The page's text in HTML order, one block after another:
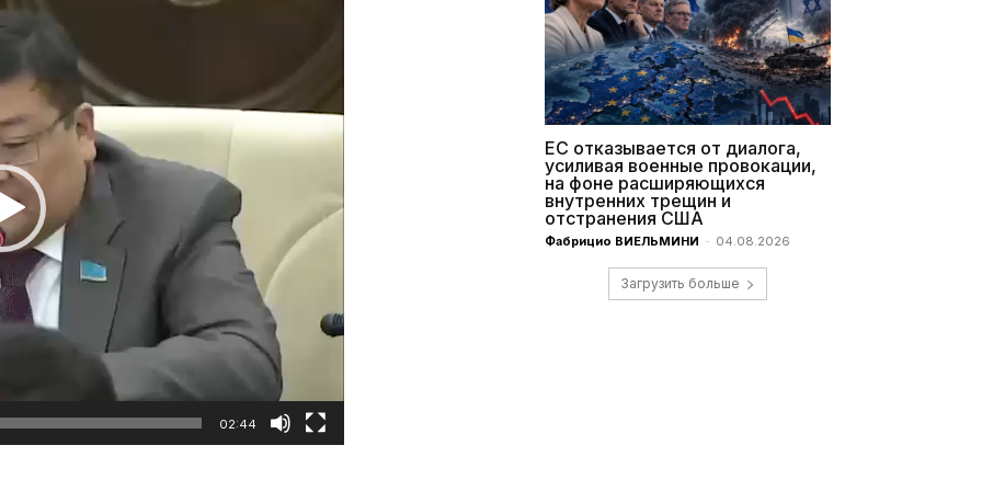
02:44
ЕС отказывается от диалога,
усиливая военные провокации,
на фоне расширяющихся
внутренних трещин и
отстранения США
Фабрицио ВИЕЛЬМИНИ - 04.08.2026
Загрузить больше